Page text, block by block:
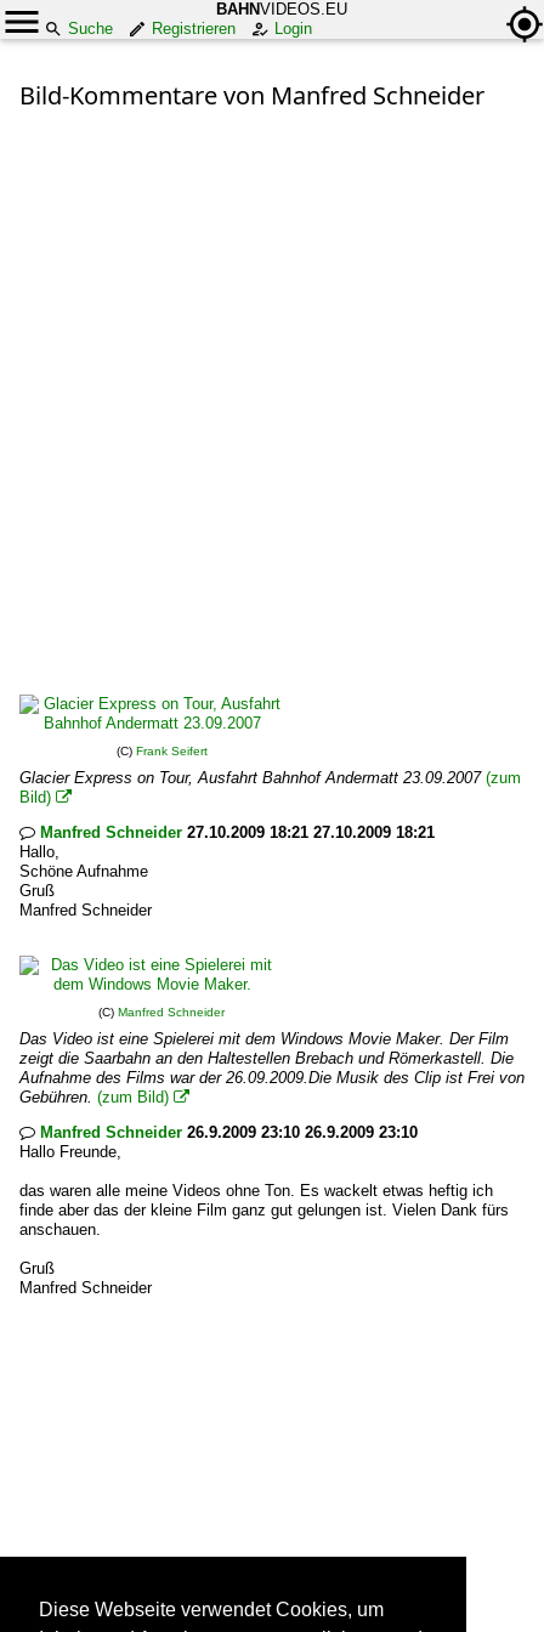
BAHNVIDEOS.EU
Suche
Registrieren Login
Bild-Kommentare von Manfred Schneider
(C) Frank Seifert
Glacier Express on Tour, Ausfahrt Bahnhof Andermatt 23.09.2007 (zum
Bild) 
 Manfred Schneider 27.10.2009 18:21 27.10.2009 18:21
Hallo,
Schöne Aufnahme
Gruß
Manfred Schneider
(C) Manfred Schneider
Das Video ist eine Spielerei mit dem Windows Movie Maker. Der Film
zeigt die Saarbahn an den Haltestellen Brebach und Römerkastell. Die
Aufnahme des Films war der 26.09.2009.Die Musik des Clip ist Frei von
Gebühren. (zum Bild) 
 Manfred Schneider 26.9.2009 23:10 26.9.2009 23:10
Hallo Freunde,
das waren alle meine Videos ohne Ton. Es wackelt etwas heftig ich
finde aber das der kleine Film ganz gut gelungen ist. Vielen Dank fürs
anschauen.
Gruß
Manfred Schneider
Diese Webseite verwendet Cookies, um